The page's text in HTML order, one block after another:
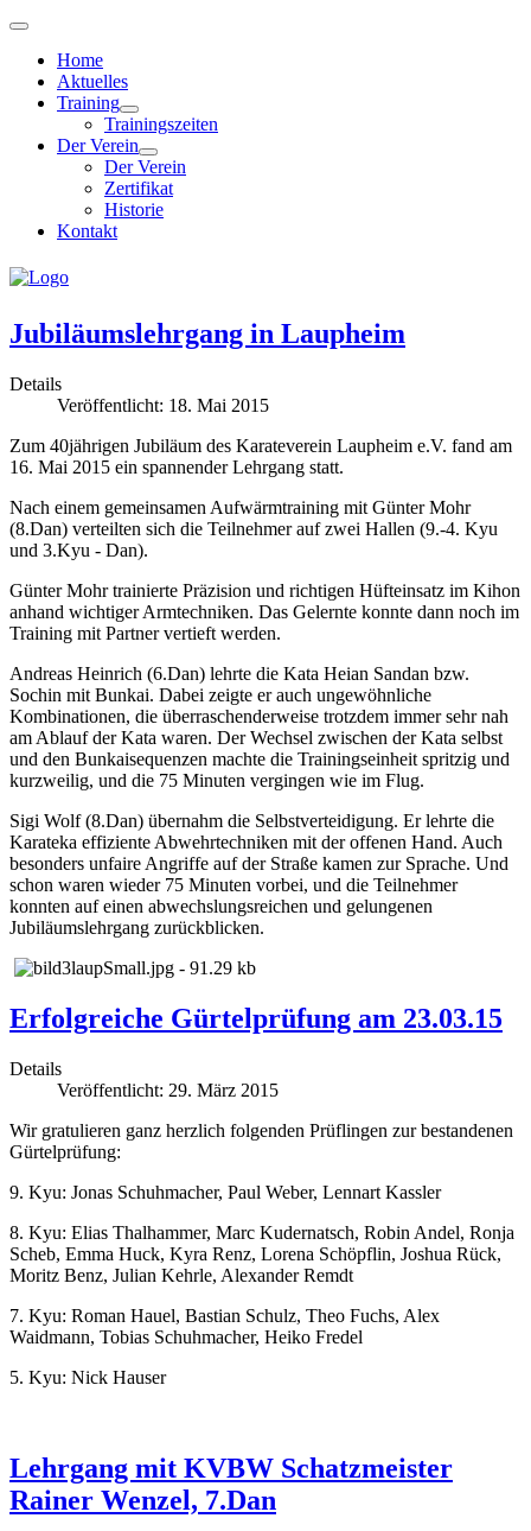
Home
Aktuelles
Training
Trainingszeiten
Der Verein
Der Verein
Zertifikat
Historie
Kontakt
Jubiläumslehrgang in Laupheim
Details
Veröffentlicht: 18. Mai 2015
Zum 40jährigen Jubiläum des Karateverein Laupheim e.V. fand am
16. Mai 2015 ein spannender Lehrgang statt.
Nach einem gemeinsamen Aufwärmtraining mit Günter Mohr
(8.Dan) verteilten sich die Teilnehmer auf zwei Hallen (9.-4. Kyu
und 3.Kyu - Dan).
Günter Mohr trainierte Präzision und richtigen Hüfteinsatz im Kihon
anhand wichtiger Armtechniken. Das Gelernte konnte dann noch im
Training mit Partner vertieft werden.
Andreas Heinrich (6.Dan) lehrte die Kata Heian Sandan bzw.
Sochin mit Bunkai. Dabei zeigte er auch ungewöhnliche
Kombinationen, die überraschenderweise trotzdem immer sehr nah
am Ablauf der Kata waren. Der Wechsel zwischen der Kata selbst
und den Bunkaisequenzen machte die Trainingseinheit spritzig und
kurzweilig, und die 75 Minuten vergingen wie im Flug.
Sigi Wolf (8.Dan) übernahm die Selbstverteidigung. Er lehrte die
Karateka effiziente Abwehrtechniken mit der offenen Hand. Auch
besonders unfaire Angriffe auf der Straße kamen zur Sprache. Und
schon waren wieder 75 Minuten vorbei, und die Teilnehmer
konnten auf einen abwechslungsreichen und gelungenen
Jubiläumslehrgang zurückblicken.
Erfolgreiche Gürtelprüfung am 23.03.15
Details
Veröffentlicht: 29. März 2015
Wir gratulieren ganz herzlich folgenden Prüflingen zur bestandenen
Gürtelprüfung:
9. Kyu: Jonas Schuhmacher, Paul Weber, Lennart Kassler
8. Kyu: Elias Thalhammer, Marc Kudernatsch, Robin Andel, Ronja
Scheb, Emma Huck, Kyra Renz, Lorena Schöpflin, Joshua Rück,
Moritz Benz, Julian Kehrle, Alexander Remdt
7. Kyu: Roman Hauel, Bastian Schulz, Theo Fuchs, Alex
Waidmann, Tobias Schuhmacher, Heiko Fredel
5. Kyu: Nick Hauser
Lehrgang mit KVBW Schatzmeister
Rainer Wenzel, 7.Dan